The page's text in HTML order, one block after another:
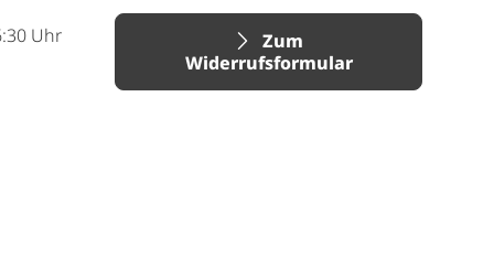
Uhr
Zum
Widerrufsformular